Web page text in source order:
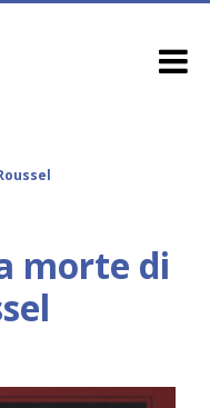
morte di